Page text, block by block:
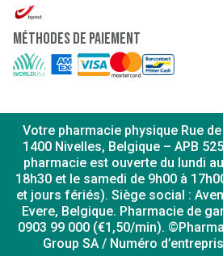
Méthodes de paiement
Votre pharmacie physique Rue
1400 Nivelles, Belgique – APB
pharmacie est ouverte du lundi
18h30 et le samedi de 9h00 à
et jours fériés). Siège social :
Evere, Belgique. Pharmacie de
0903 99 000 (€1,50/min).
Group SA / Numéro